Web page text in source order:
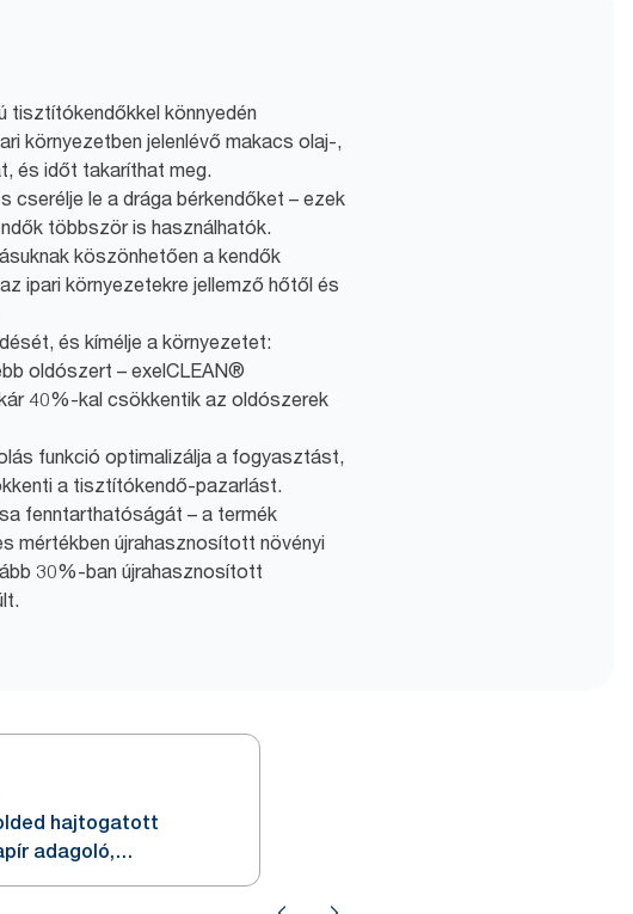
tisztítókendőkkel könnyedén
környezetben jelenlévő makacs olaj-,
és időt takaríthat meg.
cserélje le a drága bérkendőket – ezek
többször is használhatók.
köszönhetően a kendők
ipari környezetekre jellemző hőtől és
és kímélje a környezetet:
oldószert – exelCLEAN®
40%-kal csökkentik az oldószerek
funkció optimalizálja a fogyasztást,
a tisztítókendő-pazarlást.
fenntarthatóságát – a termék
mértékben újrahasznosított növényi
30%-ban újrahasznosított
hajtogatott
adagoló,
W4